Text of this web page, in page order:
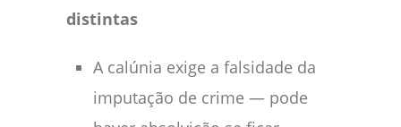
distintas
A calúnia exige a falsidade da
imputação de crime — pode